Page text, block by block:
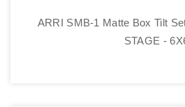
ARRI SMB-1 Matte Box Tilt
STAGE -